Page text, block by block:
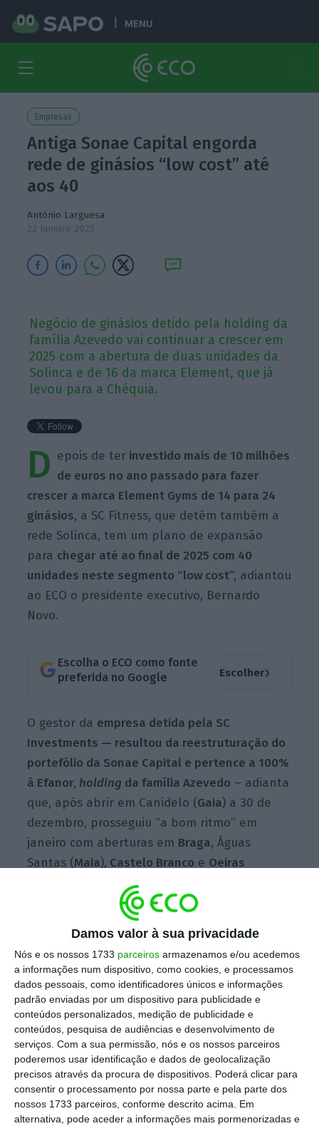
Damos valor à sua privacidade
Nós e os nossos 1733 parceiros armazenamos e/ou acedemos
a informações num dispositivo, como cookies, e processamos
dados pessoais, como identificadores únicos e informações
padrão enviadas por um dispositivo para publicidade e
conteúdos personalizados, medição de publicidade e
conteúdos, pesquisa de audiências e desenvolvimento de
serviços. Com a sua permissão, nós e os nossos parceiros
poderemos usar identificação e dados de geolocalização
precisos através da procura de dispositivos. Poderá clicar para
consentir o processamento por nossa parte e pela parte dos
nossos 1733 parceiros, conforme descrito acima. Em
alternativa, pode aceder a informações mais pormenorizadas e
MENU
Empresas
Antiga Sonae Capital engorda
rede de ginásios “low cost” até
aos 40
António Larguesa
22 Janeiro 2025
Negócio de ginásios detido pela holding da
família Azevedo vai continuar a crescer em
2025 com a abertura de duas unidades da
Solinca e de 16 da marca Element, que já
levou para a Chéquia.
D epois de ter investido mais de 10 milhões
de euros no ano passado para fazer
crescer a marca Element Gyms de 14 para 24
ginásios, a SC Fitness, que detém também a
rede Solinca, tem um plano de expansão
para chegar até ao final de 2025 com 40
unidades neste segmento “low cost”, adiantou
ao ECO o presidente executivo, Bernardo
Novo.
Escolha o ECO como fonte
preferida no Google
Escolher›
O gestor da empresa detida pela SC
Investments — resultou da reestruturação do
portefólio da Sonae Capital e pertence a 100%
à Efanor, holding da família Azevedo – adianta
que, após abrir em Canidelo (Gaia) a 30 de
dezembro, prosseguiu “a bom ritmo” em
janeiro com aberturas em Braga, Águas
Santas (Maia), Castelo Branco e Oeiras
(Taguspark), e chega ainda este mês ao
Campo Pequeno (Lisboa).
“Dos novos ginásios, cinco foram construídos
de raiz e um foi uma aquisição.O mercado
português pode continuar a consolidar e a SC
Fitness quer liderar esse movimento.Em 2024
assumimos a gestão de vários ginásios e,
neste momento, temos outrosprocessos de
negociação e avaliação em curso que
esperamos concluir nos próximos meses”,
avança Bernardo Novo.